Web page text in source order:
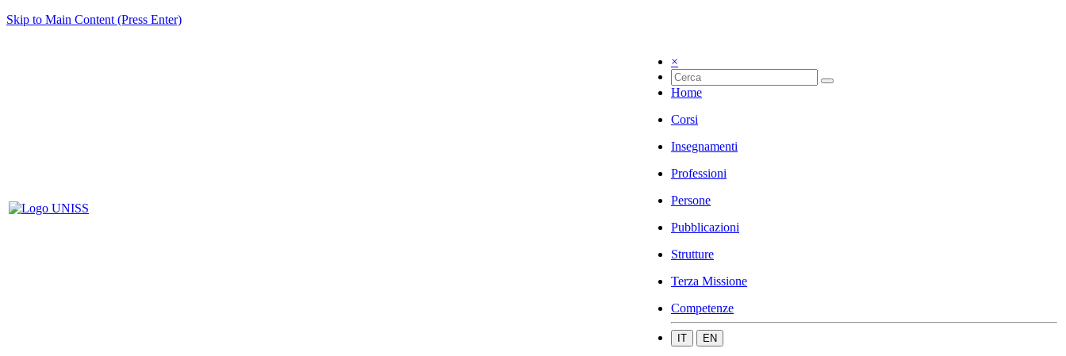
Skip to Main Content (Press Enter)
×
Home
Corsi
Insegnamenti
Professioni
Persone
Pubblicazioni
Strutture
Terza Missione
Competenze
IT EN